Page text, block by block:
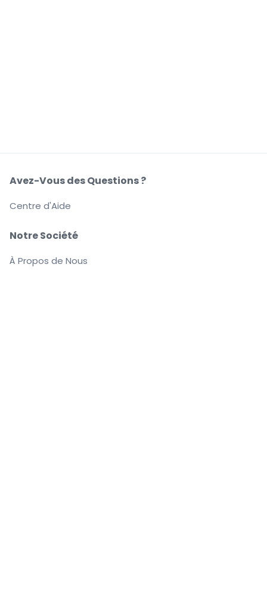
Notre Société
À Propos de Nous
Avez-Vous des Questions ?
Centre d'Aide